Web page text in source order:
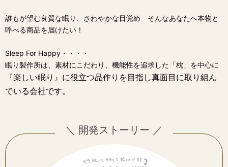
誰もが望む良質な眠り、さわやかな目覚め そんなあなたへ本物と
呼べる商品を届けたい！
Sleep For Happy・・・・
眠り製作所は、素材にこだわり、機能性を追求した「枕」を中心に
『楽しい眠り』に役立つ品作りを目指し真面目に取り組ん
でいる会社です。
＼ 開発ストーリー ／